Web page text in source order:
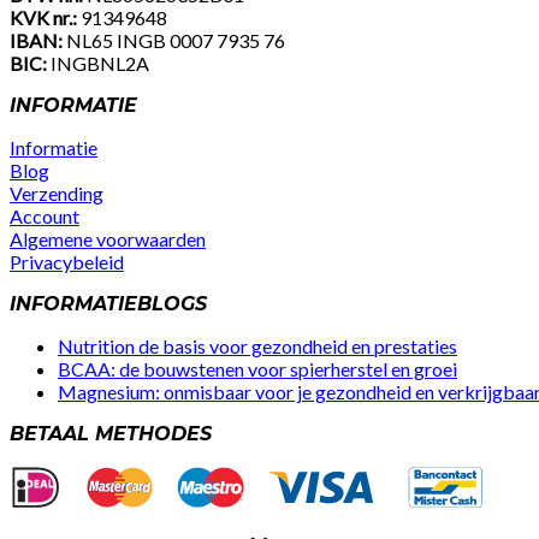
KVK nr.: 91349648
IBAN: NL65 INGB 0007 7935 76
BIC: INGBNL2A
INFORMATIE
Informatie
Blog
Verzending
Account
Algemene voorwaarden
Privacybeleid
INFORMATIEBLOGS
Nutrition de basis voor gezondheid en prestaties
BCAA: de bouwstenen voor spierherstel en groei
Magnesium: onmisbaar voor je gezondheid en
BETAAL METHODES